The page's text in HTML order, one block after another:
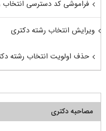
فراموشی کد دسترسی انتخاب
ویرایش انتخاب رشته دکتری
حذف اولویت انتخاب رشته
مصاحبه دکتری